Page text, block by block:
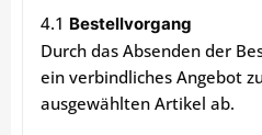
4.1 Bestellvorgang
Durch das Absenden der
ein verbindliches Angebot
ausgewählten Artikel ab.